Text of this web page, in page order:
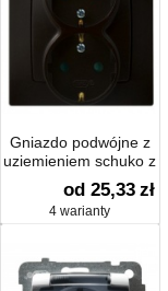
Gniazdo podwójne z
uziemieniem schuko z
przesłonami
od 25,33 zł
4 warianty